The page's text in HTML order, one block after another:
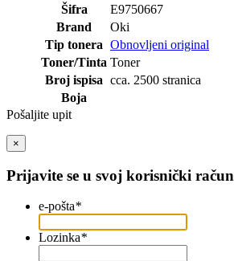
Šifra
E9750667
Brand
Oki
Tip tonera Obnovljeni original
Toner/Tinta Toner
Broj ispisa cca. 2500 stranica
Boja
Pošaljite upit
×
Prijavite se u svoj korisnički račun
e-pošta*
Lozinka*